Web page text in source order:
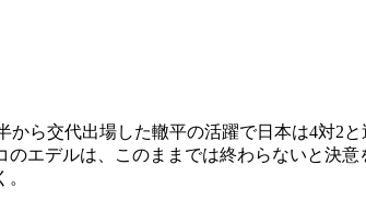
ら交代出場した轍平の活躍で日本は4対2
エデルは、このままでは終わらないと決